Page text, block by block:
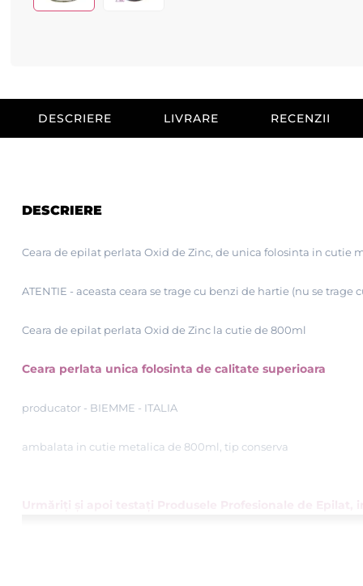
DESCRIERE LIVRARE RECENZII
DESCRIERE
Ceara de epilat perlata Oxid de Zinc, de unica folosinta in cutie
ATENTIE - aceasta ceara se trage cu benzi de hartie (nu se trage
Ceara de epilat perlata Oxid de Zincla cutie de 800ml
Ceara perlata unica folosinta de calitate superioara
producator - BIEMME - ITALIA
ambalata in cutie metalica de 800ml, tip conserva